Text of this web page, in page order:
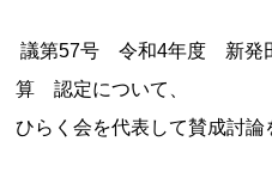
議第57号 令和4年度 新発
算 認定について、
ひらく会を代表して賛成討論